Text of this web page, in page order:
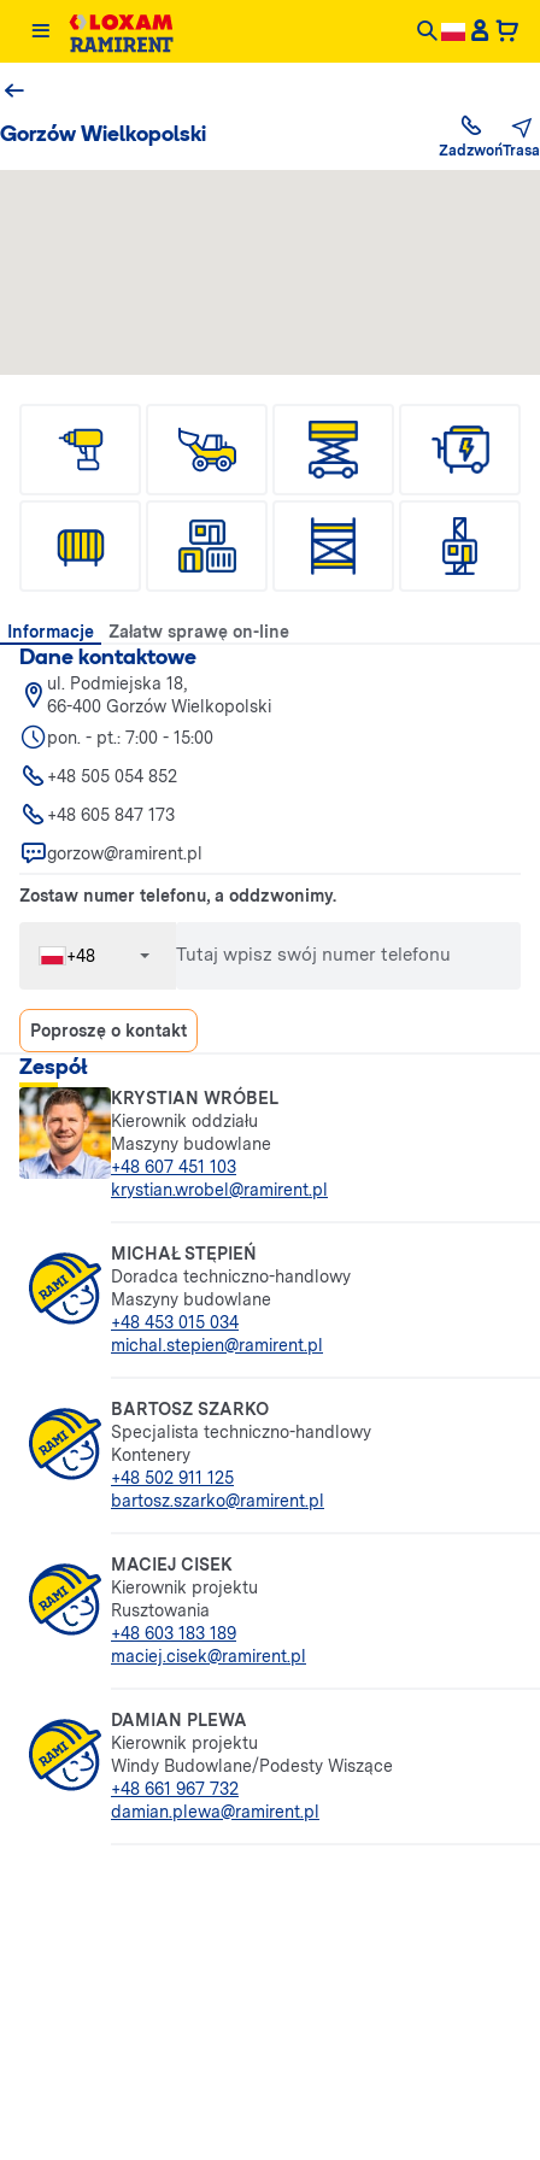
Gorzów Wielkopolski
ZadzwońTrasa
Informacje Załatw sprawę on-line
Dane kontaktowe
ul. Podmiejska 18,
66-400 Gorzów Wielkopolski
pon. - pt.: 7:00 - 15:00
+48 505 054 852
+48 605 847 173
gorzow@ramirent.pl
Zostaw numer telefonu, a oddzwonimy.
+48 Tutaj wpisz swój numer telefonu
Poproszę o kontakt
Zespół
KRYSTIAN WRÓBEL
Kierownik oddziału
Maszyny budowlane
+48 607 451 103
krystian.wrobel@ramirent.pl
MICHAŁ STĘPIEŃ
Doradca techniczno-handlowy
Maszyny budowlane
+48 453 015 034
michal.stepien@ramirent.pl
BARTOSZ SZARKO
Specjalista techniczno-handlowy
Kontenery
+48 502 911 125
bartosz.szarko@ramirent.pl
MACIEJ CISEK
Kierownik projektu
Rusztowania
+48 603 183 189
maciej.cisek@ramirent.pl
DAMIAN PLEWA
Kierownik projektu
Windy Budowlane/Podesty Wiszące
+48 661 967 732
damian.plewa@ramirent.pl